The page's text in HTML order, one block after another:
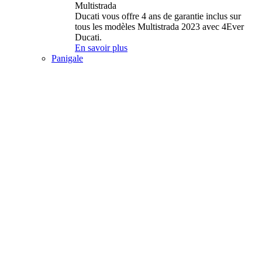
Multistrada
Ducati vous offre 4 ans de garantie inclus sur
tous les modèles Multistrada 2023 avec 4Ever
Ducati.
En savoir plus
Panigale